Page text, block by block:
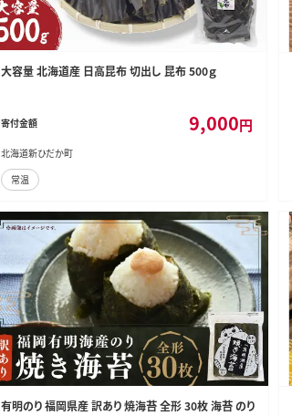
大容量 北海道産 日高昆布 切出し 昆布 500ｇ
寄付金額 9,000円
北海道新ひだか町
常温
有明のり 福岡県産 訳あり 焼海苔 全形 30枚 海苔 のり